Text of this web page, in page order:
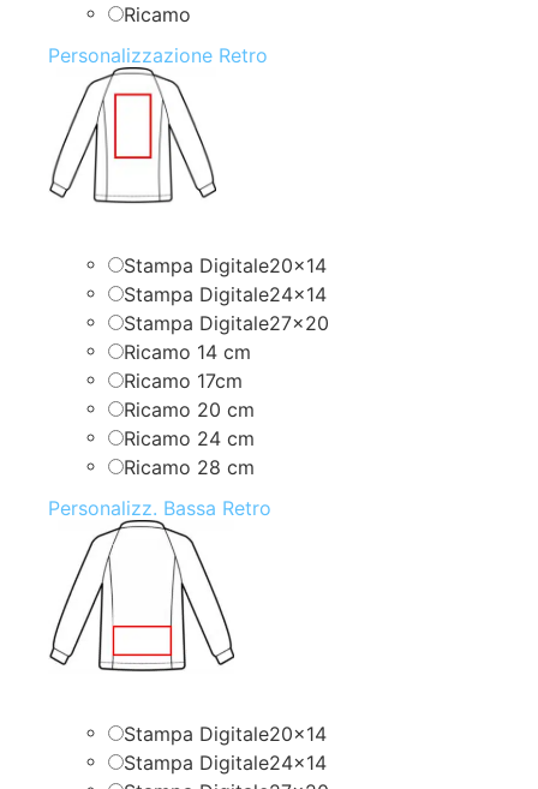
Ricamo
Personalizzazione Retro
Stampa Digitale20x14
Stampa Digitale24x14
Stampa Digitale27x20
Ricamo 14 cm
Ricamo 17cm
Ricamo 20 cm
Ricamo 24 cm
Ricamo 28 cm
Personalizz. Bassa Retro
Stampa Digitale20x14
Stampa Digitale24x14